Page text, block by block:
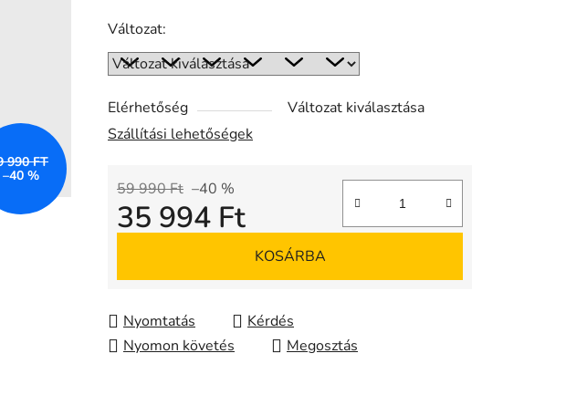
0,0
csillag.
Változat:
Elérhetőség
Változat kiválasztása
Szállítási lehetőségek
59 990 Ft –40 %
35 994 Ft
KOSÁRBA
Nyomtatás
Kérdés
Nyomon követés
Megosztás
990 FT
–40 %